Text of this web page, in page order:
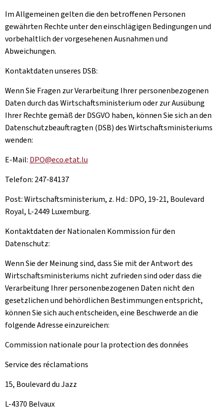
Im Allgemeinen gelten die den betroffenen Personen
gewährten Rechte unter den einschlägigen Bedingungen und
vorbehaltlich der vorgesehenen Ausnahmen und
Abweichungen.
Kontaktdaten unseres DSB:
Wenn Sie Fragen zur Verarbeitung Ihrer personenbezogenen
Daten durch das Wirtschaftsministerium oder zur Ausübung
Ihrer Rechte gemäß der DSGVO haben, können Sie sich an den
Datenschutzbeauftragten (DSB) des Wirtschaftsministeriums
wenden:
E-Mail: DPO@eco.etat.lu
Telefon: 247-84137
Post: Wirtschaftsministerium, z. Hd.: DPO, 19-21, Boulevard
Royal, L-2449 Luxemburg.
Kontaktdaten der Nationalen Kommission für den
Datenschutz:
Wenn Sie der Meinung sind, dass Sie mit der Antwort des
Wirtschaftsministeriums nicht zufrieden sind oder dass die
Verarbeitung Ihrer personenbezogenen Daten nicht den
gesetzlichen und behördlichen Bestimmungen entspricht,
können Sie sich auch entscheiden, eine Beschwerde an die
folgende Adresse einzureichen:
Commission nationale pour la protection des données
Service des réclamations
15, Boulevard du Jazz
L-4370 Belvaux